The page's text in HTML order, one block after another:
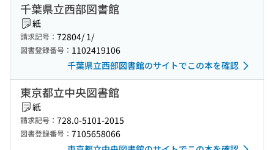
千葉県立西部図書館
紙
請求記号： 72804/ 1/
図書登録番号： 1102419106
千葉県立西部図書館のサイトでこの本を確認
東京都立中央図書館
紙
請求記号： 728.0-5101-2015
図書登録番号： 7105658066